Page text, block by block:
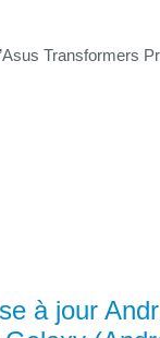
Transformers
à jour